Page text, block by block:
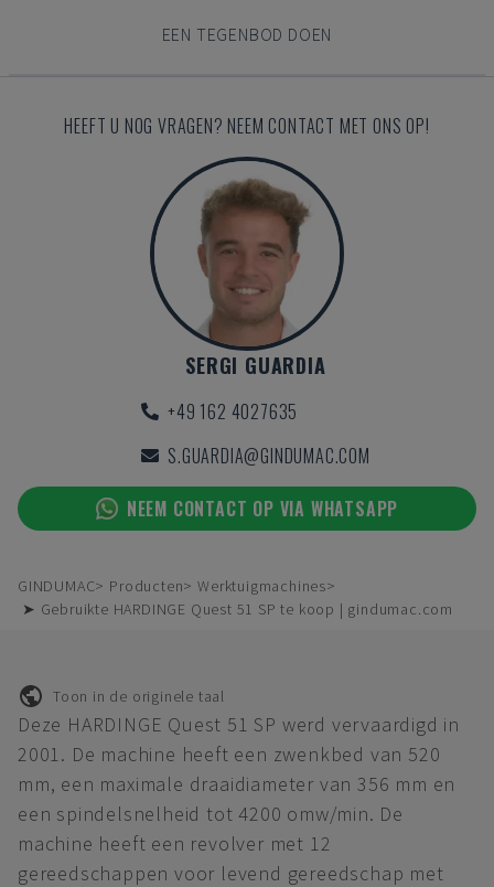
EEN TEGENBOD DOEN
HEEFT U NOG VRAGEN? NEEM CONTACT MET ONS OP!
SERGI GUARDIA
+49 162 4027635
S.GUARDIA@GINDUMAC.COM
NEEM CONTACT OP VIA WHATSAPP
GINDUMAC Producten
Werktuigmachines
➤ Gebruikte HARDINGE Quest 51 SP te koop | gindumac.com
Toon in de originele taal
Deze HARDINGE Quest 51 SP werd vervaardigd in
2001. De machine heeft een zwenkbed van 520
mm, een maximale draaidiameter van 356 mm en
een spindelsnelheid tot 4200 omw/min. De
machine heeft een revolver met 12
gereedschappen voor levend gereedschap met